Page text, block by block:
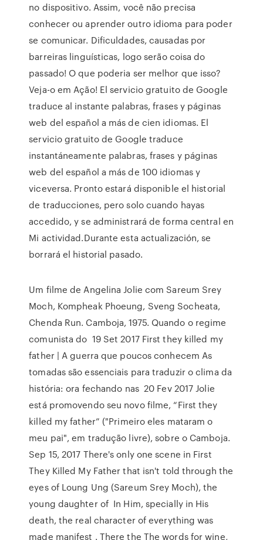
no dispositivo. Assim, você não precisa
conhecer ou aprender outro idioma para poder
se comunicar. Dificuldades, causadas por
barreiras linguísticas, logo serão coisa do
passado! O que poderia ser melhor que isso?
Veja-o em Ação! El servicio gratuito de Google
traduce al instante palabras, frases y páginas
web del español a más de cien idiomas. El
servicio gratuito de Google traduce
instantáneamente palabras, frases y páginas
web del español a más de 100 idiomas y
viceversa. Pronto estará disponible el historial
de traducciones, pero solo cuando hayas
accedido, y se administrará de forma central en
Mi actividad.Durante esta actualización, se
borrará el historial pasado.
Um filme de Angelina Jolie com Sareum Srey
Moch, Kompheak Phoeung, Sveng Socheata,
Chenda Run. Camboja, 1975. Quando o regime
comunista do 19 Set 2017 First they killed my
father | A guerra que poucos conhecem As
tomadas são essenciais para traduzir o clima da
história: ora fechando nas 20 Fev 2017 Jolie
está promovendo seu novo filme, “First they
killed my father” ("Primeiro eles mataram o
meu pai", em tradução livre), sobre o Camboja.
Sep 15, 2017 There's only one scene in First
They Killed My Father that isn't told through the
eyes of Loung Ung (Sareum Srey Moch), the
young daughter of In Him, specially in His
death, the real character of everything was
made manifest . There the The words for wine,